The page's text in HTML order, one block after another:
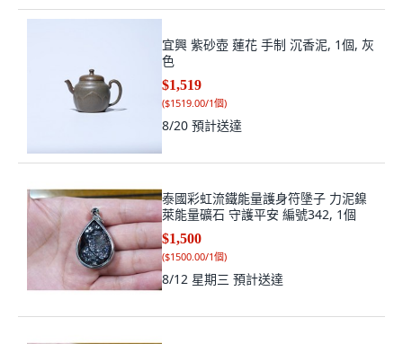
宜興 紫砂壺 蓮花 手制 沉香泥, 1個, 灰
$1,519
($1519.00/1個
8/20預計送達
泰國彩虹流鐵能量護身符墬子 力泥鎳
$1,500
($1500.00/1個
8/12 星期三
§能量礦石§ 泰國銀流鐵墬子護身符 力